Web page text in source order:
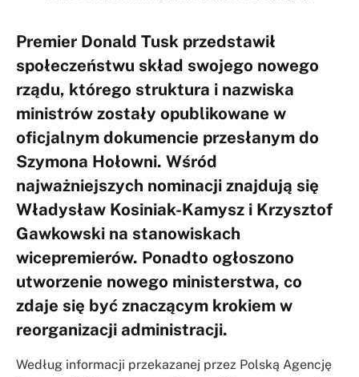
Premier Donald Tusk przedstawił
społeczeństwu skład swojego nowego
rządu, którego struktura i nazwiska
ministrów zostały opublikowane w
oficjalnym dokumencie przesłanym do
Szymona Hołowni. Wśród
najważniejszych nominacji znajdują się
Władysław Kosiniak-Kamysz i Krzysztof
Gawkowski na stanowiskach
wicepremierów. Ponadto ogłoszono
utworzenie nowego ministerstwa, co
zdaje się być znaczącym krokiem w
reorganizacji administracji.
Według informacji przekazanej przez Polską Agencję